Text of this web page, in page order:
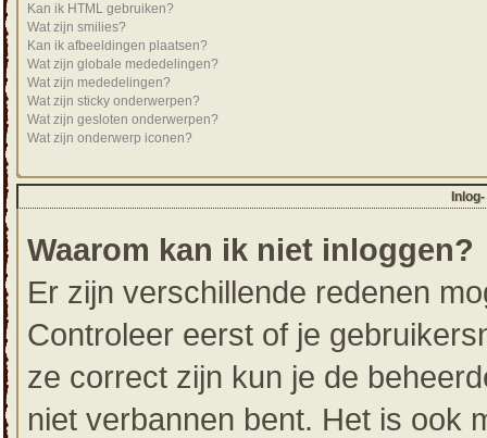
Kan ik HTML gebruiken?
Wat zijn smilies?
Kan ik afbeeldingen plaatsen?
Wat zijn globale mededelingen?
Wat zijn mededelingen?
Wat zijn sticky onderwerpen?
Wat zijn gesloten onderwerpen?
Wat zijn onderwerp iconen?
Waarom kan ik niet inloggen?
Er zijn verschillende redenen
Controleer eerst of je
ze correct zijn kun je de
niet verbannen bent. Het is ook